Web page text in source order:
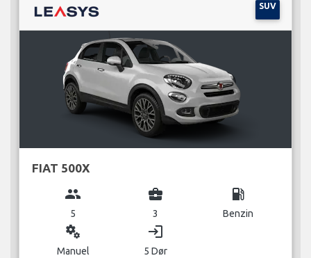
SUV
FIAT 500X
group
5
business_center
3
local_gas_station
Benzin
miscellaneous_services
Manuel
login
5 Dør